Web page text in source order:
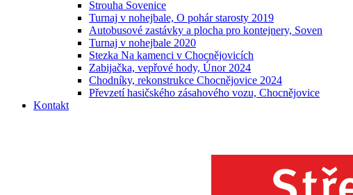
Strouha Sovenice
Turnaj v nohejbale, O pohár starosty 2019
Autobusové zastávky a plocha pro kontejnery, Soven
Turnaj v nohejbale 2020
Stezka Na kamenci v Chocnějovicích
Zabijačka, vepřové hody, Únor 2024
Chodníky, rekonstrukce Chocnějovice 2024
Převzetí hasičského zásahového vozu, Chocnějovice
Kontakt